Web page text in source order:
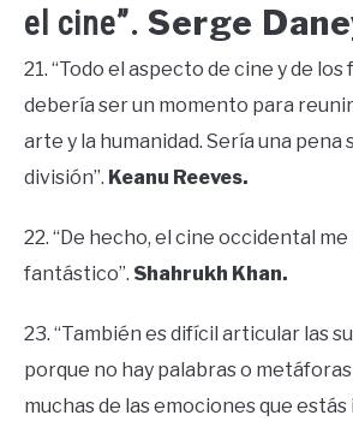
el cine”. Serge
21. “Todo el aspecto de cine y de
debería ser un momento para
arte y la humanidad. Sería una pena
división”. Keanu Reeves.
22. “De hecho, el cine occidental
fantástico”. Shahrukh Khan.
23. “También es difícil articular las
porque no hay palabras o
muchas de las emociones que